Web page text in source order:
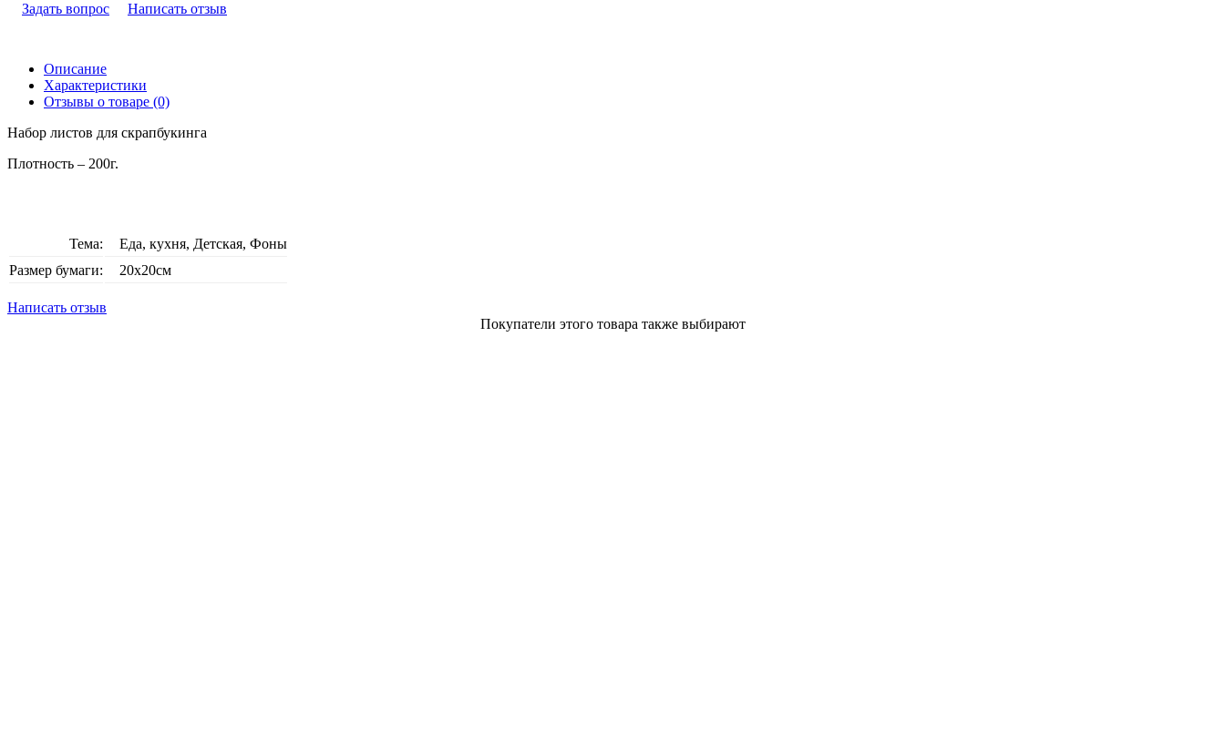
Задать вопрос Написать отзыв
Описание
Характеристики
Отзывы о товаре (0)
Набор листов для скрапбукинга
Плотность – 200г.
Тема:
Еда, кухня, Детская, Фоны
Размер бумаги:
20х20см
Написать отзыв
Покупатели этого товара также выбирают